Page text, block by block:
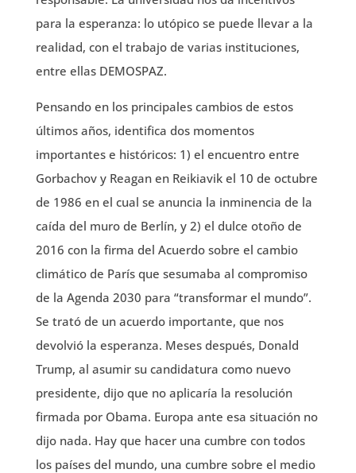
para la esperanza: lo utópico se puede llevar a la
realidad, con el trabajo de varias instituciones,
entre ellas DEMOSPAZ.
Pensando en los principales cambios de estos
últimos años, identifica dos momentos
importantes e históricos: 1) el encuentro entre
Gorbachov y Reagan en Reikiavik el 10 de octubre
de 1986 en el cual se anuncia la inminencia de la
caída del muro de Berlín, y 2) el dulce otoño de
2016 con la firma del Acuerdo sobre el cambio
climático de París que sesumaba al compromiso
de la Agenda 2030 para “transformar el mundo”.
Se trató de un acuerdo importante, que nos
devolvió la esperanza. Meses después, Donald
Trump, al asumir su candidatura como nuevo
presidente, dijo que no aplicaría la resolución
firmada por Obama. Europa ante esa situación no
dijo nada. Hay que hacer una cumbre con todos
los países del mundo, una cumbre sobre el medio